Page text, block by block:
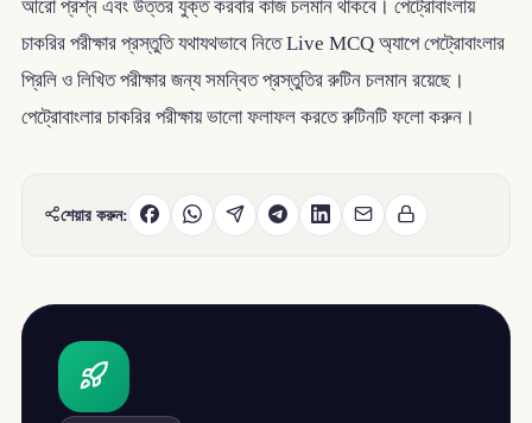
আরো প্রশ্ন এবং উত্তর যুক্ত করবার কাজ চলমান থাকবে। পেট্রোবাংলায়
চাকরির পরীক্ষার প্রস্তুতি যথাযথভাবে নিতে Live MCQ অ্যাপে পেট্রোবাংলার
প্রিলি ও লিখিত পরীক্ষার জন্য সমন্বিত প্রস্তুতির রুটিন চলমান রয়েছে।
পেট্রোবাংলার চাকরির পরীক্ষায় ভালো ফলাফল করতে রুটিনটি ফলো করুন।
শেয়ার করুন: